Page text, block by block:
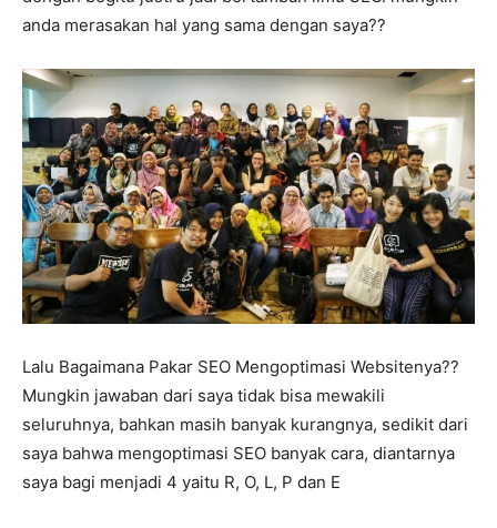
anda merasakan hal yang sama dengan saya??
Lalu Bagaimana Pakar SEO Mengoptimasi Websitenya??
Mungkin jawaban dari saya tidak bisa mewakili
seluruhnya, bahkan masih banyak kurangnya, sedikit dari
saya bahwa mengoptimasi SEO banyak cara, diantarnya
saya bagi menjadi 4 yaitu R, O, L, P dan E